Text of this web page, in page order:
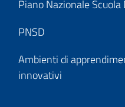
Piano Nazionale
PNSD
Ambienti di
innovativi